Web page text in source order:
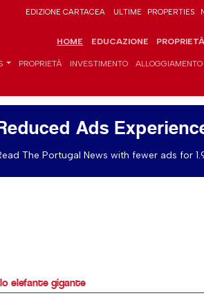
EDIZIONE CARTACEA ULTIME PROPERTIES
HOME EDUCAZIONE PROPRIETÀ
PROPRIETÀ INVESTIMENTO ALLOGGIAMENTO
Ads
The Portugal News with fewer ads for
elefante gigante